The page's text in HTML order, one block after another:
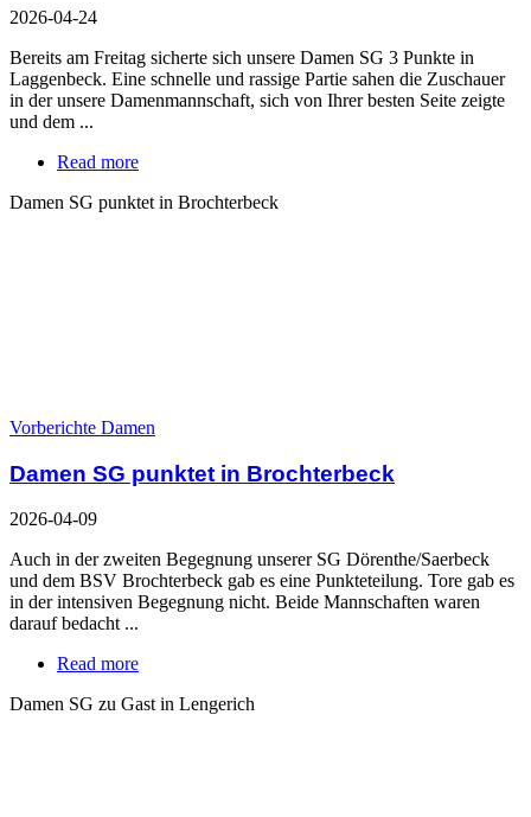
2026-04-24
Bereits am Freitag sicherte sich unsere Damen SG 3 Punkte in
Laggenbeck. Eine schnelle und rassige Partie sahen die Zuschauer
in der unsere Damenmannschaft, sich von Ihrer besten Seite zeigte
und dem ...
Read more
Damen SG punktet in Brochterbeck
Vorberichte Damen
Damen SG punktet in Brochterbeck
2026-04-09
Auch in der zweiten Begegnung unserer SG Dörenthe/Saerbeck
und dem BSV Brochterbeck gab es eine Punkteteilung. Tore gab es
in der intensiven Begegnung nicht. Beide Mannschaften waren
darauf bedacht ...
Read more
Damen SG zu Gast in Lengerich